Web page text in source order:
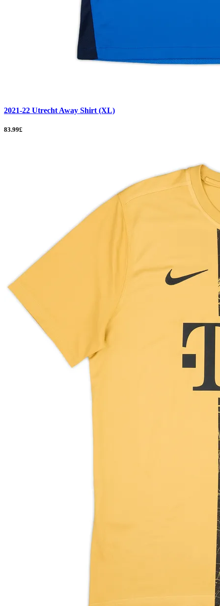
2021-22 Utrecht Away Shirt (XL)
83.99£